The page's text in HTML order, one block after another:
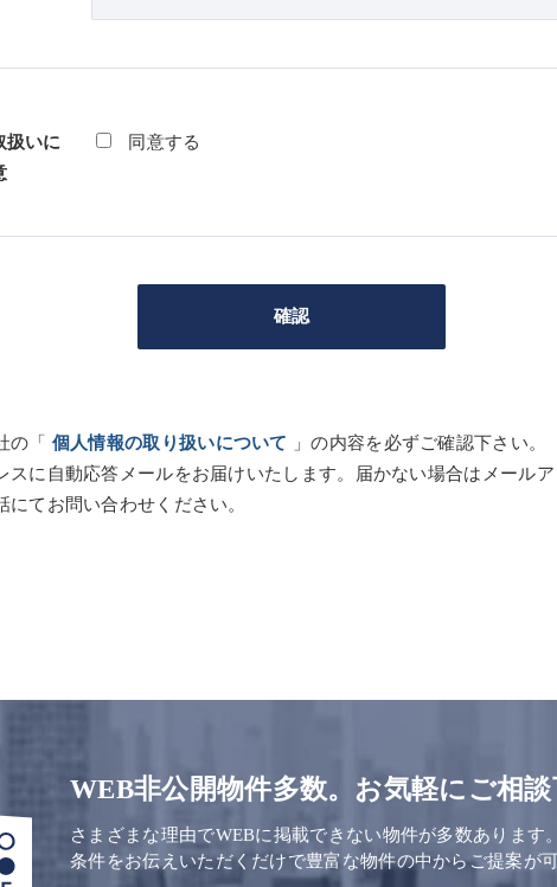
扱いに
同意する
の「 個人情報の取り扱いについて
」の内容を必ずご確認下さい。
に自動応答メールをお届けいたします。届かない場合はメール
てお問い合わせください。
WEB非公開物件多数。お気軽にご相談
さまざまな理由でWEBに掲載できない物件が多数あります。
条件をお伝えいただくだけで豊富な物件の中からご提案が可